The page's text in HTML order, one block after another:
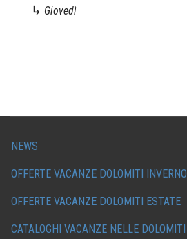
↳ Giovedì
NEWS
OFFERTE VACANZE DOLOMITI INVERNO
OFFERTE VACANZE DOLOMITI ESTATE
CATALOGHI VACANZE NELLE DOLOMITI